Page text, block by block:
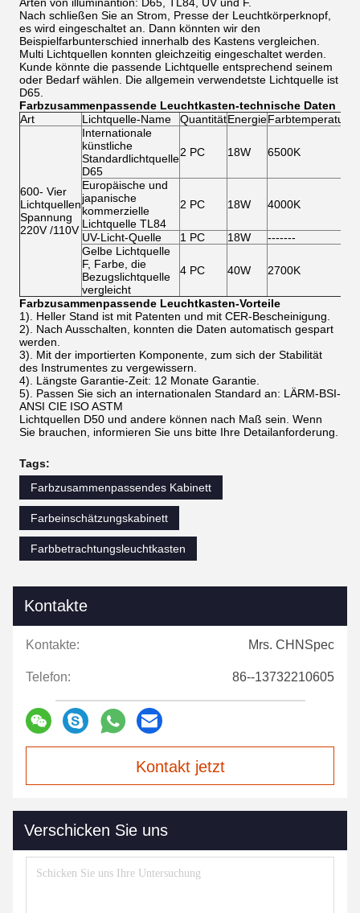
Nach schließen Sie an Strom, Presse der Leuchtkörperknopf,
es wird eingeschaltet an. Dann könnten wir den
Beispielfarbunterschied innerhalb des Kastens vergleichen.
Multi Lichtquellen konnten gleichzeitig eingeschaltet werden.
Kunde könnte die passende Lichtquelle entsprechend seinem
oder Bedarf wählen. Die allgemein verwendetste Lichtquelle ist
D65.
Farbzusammenpassende Leuchtkasten-technische Daten
Art
Lichtquelle-Name QuantitätEnergieFarbtemperatur
600- Vier
Lichtquellen
Spannung
220V /110V
Internationale
künstliche
Standardlichtquelle
D65
2 PC 18W 6500K
Europäische und
japanische
kommerzielle
Lichtquelle TL84
2 PC 18W 4000K
UV-Licht-Quelle 1 PC 18W
-------
Gelbe Lichtquelle
F, Farbe, die
Bezugslichtquelle
vergleicht
4 PC 40W 2700K
Farbzusammenpassende Leuchtkasten-Vorteile
1). Heller Stand ist mit Patenten und mit CER-Bescheinigung.
2). Nach Ausschalten, konnten die Daten automatisch gespart
werden.
3). Mit der importierten Komponente, zum sich der Stabilität
des Instrumentes zu vergewissern.
4). Längste Garantie-Zeit: 12 Monate Garantie.
5). Passen Sie sich an internationalen Standard an: LÄRM-BSI-
ANSI CIE ISO ASTM
Lichtquellen D50 und andere können nach Maß sein. Wenn
Sie brauchen, informieren Sie uns bitte Ihre Detailanforderung.
Tags:
Farbzusammenpassendes Kabinett
Farbeinschätzungskabinett
Farbbetrachtungsleuchtkasten
Kontakte
Kontakte: Mrs. CHNSpec
Telefon: 86--13732210605
Kontakt jetzt
Verschicken Sie uns